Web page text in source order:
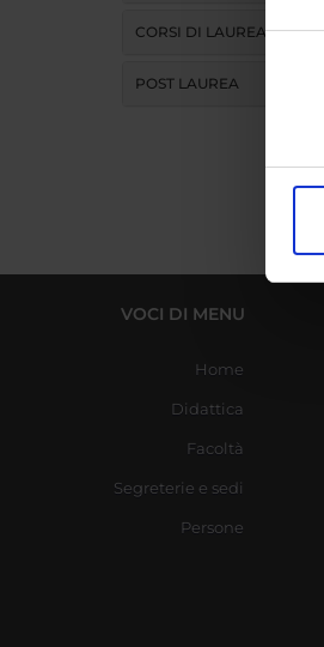
CORSI DI LAUREA
POST LAUREA
VOCI DI MENU
Home
Didattica
Facoltà
Segreterie e sedi
Persone